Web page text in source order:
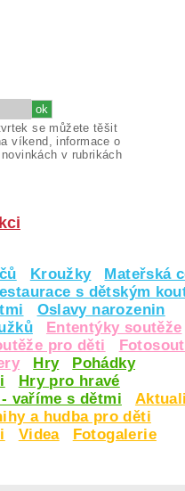
se můžete těšit
víkend, informace o
v rubrikách
Kroužky
Mateřská
s dětským
Oslavy narozenin
Ententýky soutěže
pro děti
Hry
Pohádky
Hry pro hravé
vaříme s dětmi
a hudba pro děti
Videa
Fotogalerie